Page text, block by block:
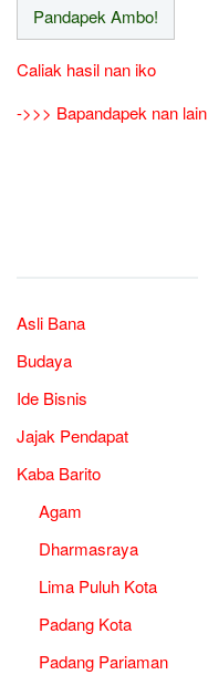
Caliak hasil nan iko
->>> Bapandapek nan lain
Asli Bana
Budaya
Ide Bisnis
Jajak Pendapat
Kaba Barito
Agam
Dharmasraya
Lima Puluh Kota
Padang Kota
Padang Pariaman